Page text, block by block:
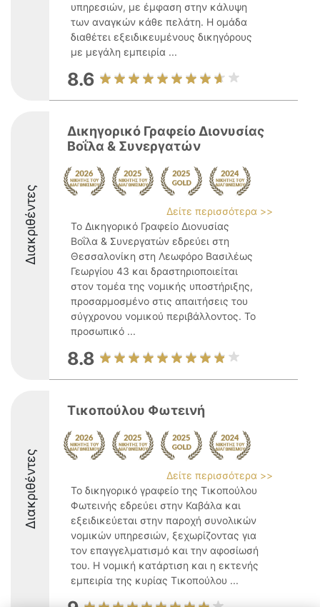
υπηρεσιών, με έμφαση στην κάλυψη
των αναγκών κάθε πελάτη. Η ομάδα
διαθέτει εξειδικευμένους δικηγόρους
με μεγάλη εμπειρία ...
8.6
Διακριθέντες
Δικηγορικό Γραφείο Διονυσίας
Βοΐλα & Συνεργατών
Δείτε περισσότερα >>
Το Δικηγορικό Γραφείο Διονυσίας
Βοΐλα & Συνεργατών εδρεύει στη
Θεσσαλονίκη στη Λεωφόρο Βασιλέως
Γεωργίου 43 και δραστηριοποιείται
στον τομέα της νομικής υποστήριξης,
προσαρμοσμένο στις απαιτήσεις του
σύγχρονου νομικού περιβάλλοντος. Το
προσωπικό ...
8.8
Διακριθέντες
Τικοπούλου Φωτεινή
Δείτε περισσότερα >>
Το δικηγορικό γραφείο της Τικοπούλου
Φωτεινής εδρεύει στην Καβάλα και
εξειδικεύεται στην παροχή συνολικών
νομικών υπηρεσιών, ξεχωρίζοντας για
τον επαγγελματισμό και την αφοσίωσή
του. Η νομική κατάρτιση και η εκτενής
εμπειρία της κυρίας Τικοπούλου ...